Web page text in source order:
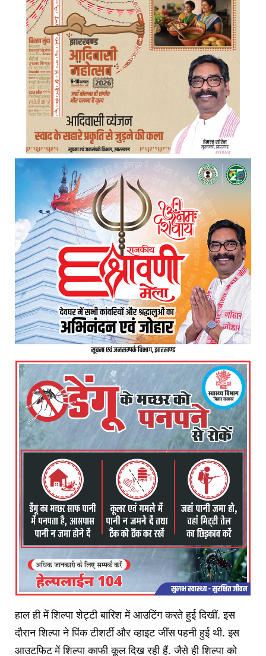
हाल ही में शिल्पा शेट्टी बारिश में आउटिंग करते हुई दिखीं. इस
दौरान शिल्पा ने पिंक टीशर्टी और व्हाइट जींस पहनी हुई थी. इस
आउटफिट में शिल्पा काफी कूल दिख रही हैं. जैसे ही शिल्पा को